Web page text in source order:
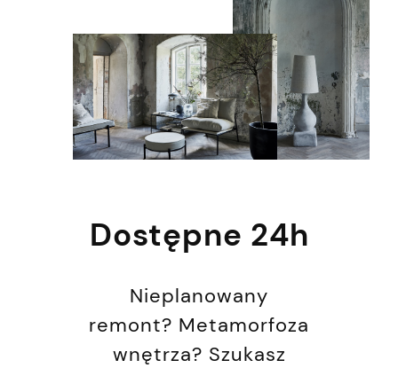
Dostępne 24h
Nieplanowany
remont? Metamorfoza
wnętrza? Szukasz